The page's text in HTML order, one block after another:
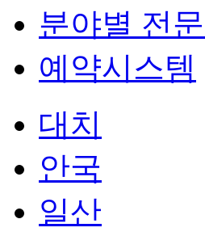
분야별 전
예약시스템
대치
안국
일산